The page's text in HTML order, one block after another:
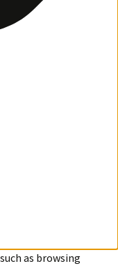
as browsing